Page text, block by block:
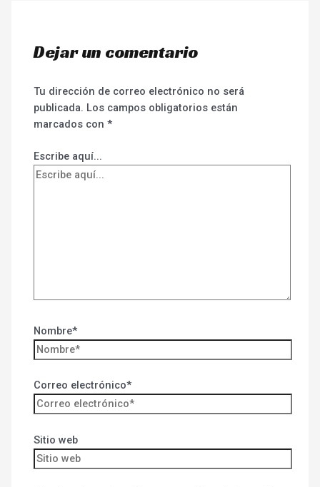
Dejar un comentario
Tu dirección de correo electrónico no será
publicada. Los campos obligatorios están
marcados con*
Escribe aquí...
Nombre*
Correo electrónico*
Sitio web